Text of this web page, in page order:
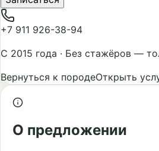
+7 911 926-38-94
С 2015 года · Без стажёров —
Вернуться к породеОткрыть
О предложении